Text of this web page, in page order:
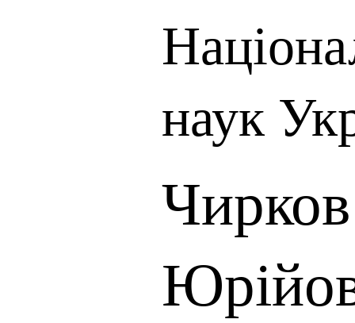
наук